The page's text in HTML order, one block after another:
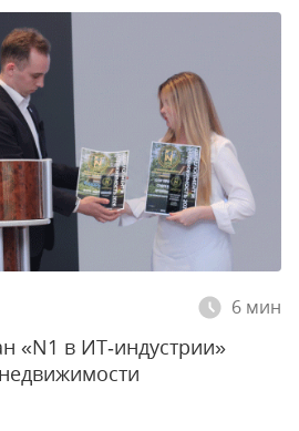
6 мин
«N1 в ИT‑индустрии»